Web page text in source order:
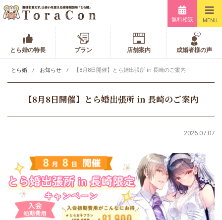
無料相談 MENU
とら婚の特長 プラン 店舗案内 成婚者様の声
とら婚 お知らせ 【8月8日開催】とら婚出張所 in 長崎のご案内
【8月8日開催】とら婚出張所 in 長崎のご案内
2026.07.07